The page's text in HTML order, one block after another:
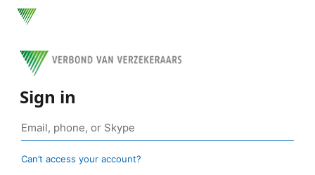
Sign in
Can’t access your account?